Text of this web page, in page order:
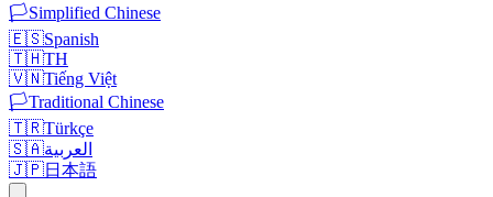
🏳️Simplified Chinese
🇪🇸Spanish
🇹🇭TH
🇻🇳Tiếng Việt
🏳️Traditional Chinese
🇹🇷Türkçe
🇸🇦العربية
🇯🇵日本語